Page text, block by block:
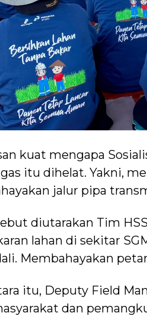
kuat mengapa
itu dihelat. Yakni,
jalur pipa
diutarakan Tim
lahan di sekitar
Membahayakan
itu, Deputy Field
dan